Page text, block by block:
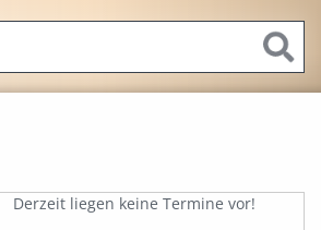
Derzeit liegen keine Termine vor!